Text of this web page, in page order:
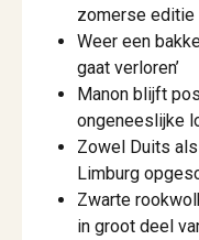
zomerse editie
Weer een
gaat verloren’
Manon blijft
ongeneeslijke
Zowel Duits
Limburg
Zwarte
in groot deel